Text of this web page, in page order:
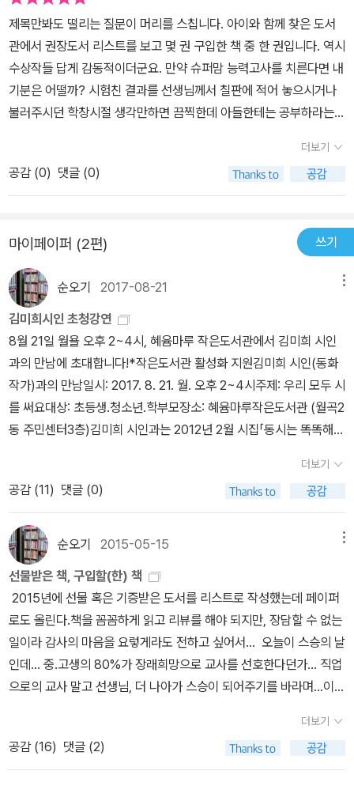
낀다. 어렸을 때 이사를 갔던 첫사랑 최현빈 오빠를 다시 만날 생각에
살을 빼려고 노력하지만 쉽지가 않다. 우여곡절 끝에 재회한 준희와
현빈 오빠, 하지만 현빈 오빠에겐 준희보다도 작은 키가 콤플렉스였
다. 사람들의 곱지 않은 시선에 상처를 받았던 준희가 이번에는 현빈
오빠를 곱지 않게 바라본 것이다. 둘은 농구를 통해 마음을 나누게 되
고, 준희는 자신의 잘못을 뉘우치면서 뚱뚱한 몸매를 부끄러워하지
않는 긍정적인 마음을 갖게 된다. 최상아 작가의 「한 사람을 위한 방
면서 짝사랑에 빠진다. 그리고 현준이와 함께 아빠의 새로운 인연의
정체를 밝혀낸다. 나는 현준을 향한 짝사랑을 통해 아빠의 마음을 이
해하고 엄마를 추억하게 된다. 김정의 작가의 「앙드레 박의 지도」 -반
에서 인기도 많고 책도 많이 읽는 안영우를 견제하는 박하건. 하건이
는 세계적인 의류 디자이너가 꿈이지만 고리타분한 집안 분위기 때문
에 혼자만의 비밀로 간직하고 있다. 어느 날 책을 빌리기 위해 영우가
하건이네 집을 찾아오면서 하건이의 비밀을 공유한다. 그리고 영우의
조언과 격려를 받으며 조금 더 친해지게 된다. 용기를 얻은 하건이는
자신의 장래희망을 당당히 밝히기 위해 첫발을 내딛는다.
제목만봐도 떨리는 질문이 머리를 스칩니다. 아이와 함께 찾은 도서
관에서 권장도서 리스트를 보고 몇 권 구입한 책 중 한 권입니다. 역시
수상작들 답게 감동적이더군요. 만약 슈퍼맘 능력고사를 치른다면 내
기분은 어떨까? 시험친 결과를 선생님께서 칠판에 적어 놓으시거나
불러주시던 학창시절 생각만하면 끔찍한데 아들한테는 공부하라는
하고 고민하게 만드는 아이들보다 어른들이 먼저 읽어봐야할 추천작
입니다. 저도 먼저 읽어보고 4학년 아들에게 건네주었답니다.^^
더보기
공감 (0) 댓글 (0)
마이페이퍼 (2편) 쓰기
순오기 2017-08-21
김미희시인 초청강연
8월 21일 월욜 오후 2~4시, 혜윰마루 작은도서관에서 김미희 시인
과의 만남에 초대합니다!*작은도서관 활성화 지원김미희 시인(동화
작가)과의 만남일시: 2017. 8. 21. 월. 오후 2~4시주제: 우리 모두 시
를 써요대상: 초등생.청소년.학부모장소: 혜윰마루작은도서관 (월곡2
동 주민센터3층)김미희 시인과는 2012년 2월 시집「동시는 똑똑해」
집이었다. 이후로 신간이 나올 때마다 사인본을 보내주거나 직접 구
입하여 엔솔러지 포함 15권을 소장하였다.동시 및 청소년 시집과 동
화책을 꾸준히 출간하는 전국구 시인으로, 내일 천안에서 KTX를 타
고 우리동네에 오니까 관심 있는 분들은 혜윰마루(월곡2동 주민센터
3층)로 오세요!^♥^강연은 2시지만 30분쯤 일찍 와서 시인의 책을
살펴보거나 삼행시 짓기에 도전하고, 어린이들 작품도 감상하면 좋겠
습니다.책을 읽고 오셔서 좋은 질문도 하고 함께 시를 쓰는 시간에 반
짝이는 시를 쓰면, 참가자 선물로 준비한 사인본을 받게 될지도... ^^
혜윰마루 작은도서관은 13년부터 작가와의 만남을 진행했습니다~ 2
015. 10. 28 황선미 작가 초청2014. 8. 29. 김인자 작가 초청2013.
8. 13. 이병승 작가 초청
더보기
공감 (11) 댓글 (0)
순오기 2015-05-15
선물받은 책, 구입할(한) 책
2015년에 선물 혹은 기증받은 도서를 리스트로 작성했는데 페이퍼
로도 올린다.책을 꼼꼼하게 읽고 리뷰를 해야 되지만, 장담할 수 없는
일이라 감사의 마음을 요렇게라도 전하고 싶어서... 오늘이 스승의 날
인데... 중.고생의 80%가 장래희망으로 교사를 선호한다던가... 직업
으로의 교사 말고 선생님, 더 나아가 스승이 되어주기를 바라며...이
나와 두 분의 내밀한 이야기를 들을 수 있어 반갑다. 이오덕 선생님의
교단일기 5권세트가 부담스러운 독자를 위해 한 권으로 간추려 나와
서 좋고... 동화작가 김미희 시인이 지난해에 이어 올해도 신간
더보기
공감 (16) 댓글 (2)